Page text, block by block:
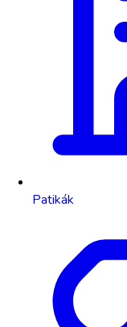
Patikák